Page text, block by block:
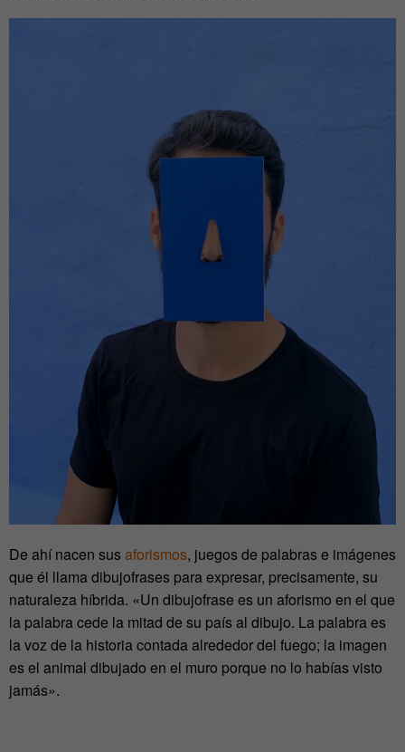
De ahí nacen susaforismos, juegos de palabras e imágenes
que él llama dibujofrases para expresar, precisamente, su
naturaleza híbrida. «Un dibujofrase es un aforismo en el que
la palabra cede la mitad de su país al dibujo. La palabra es
la voz de la historia contada alrededor del fuego; la imagen
es el animal dibujado en el muro porque no lo habías visto
jamás».